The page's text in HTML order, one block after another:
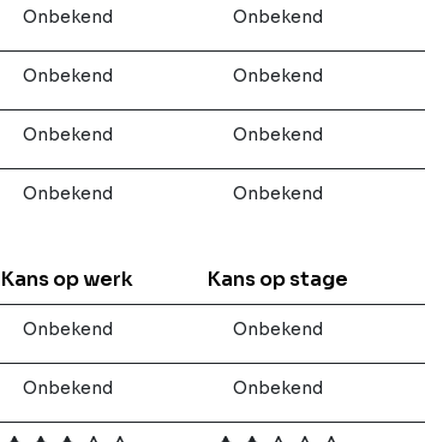
Onbekend Onbekend
Onbekend Onbekend
Onbekend Onbekend
Onbekend Onbekend
Kans op werk Kans op stage
Onbekend Onbekend
Onbekend Onbekend